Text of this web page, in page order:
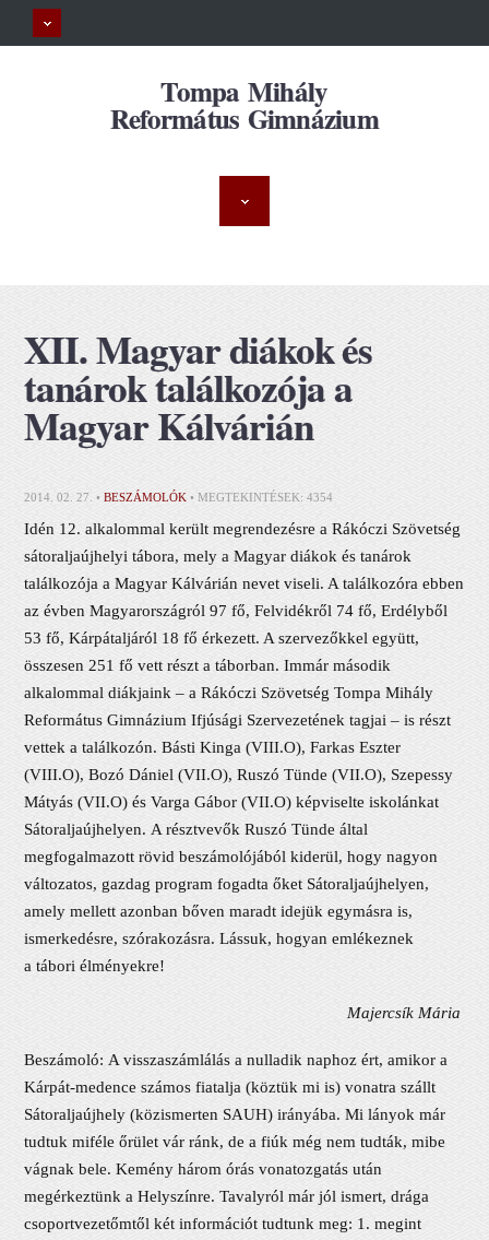
Tompa Mihály
Református Gimnázium
XII. Magyar diákok és
tanárok találkozója a
Magyar Kálvárián
2014. 02. 27. •BESZÁMOLÓK • MEGTEKINTÉSEK: 4354
Idén 12. alkalommal került megrendezésre a Rákóczi Szövetség
sátoraljaújhelyi tábora, mely a Magyar diákok és tanárok
találkozója a Magyar Kálvárián nevet viseli. A találkozóra ebben
az évben Magyarországról 97 fő, Felvidékről 74 fő, Erdélyből
53 fő, Kárpátaljáról 18 fő érkezett. A szervezőkkel együtt,
összesen 251 fő vett részt a táborban. Immár második
alkalommal diákjaink – a Rákóczi Szövetség Tompa Mihály
Református Gimnázium Ifjúsági Szervezetének tagjai – is részt
vettek a találkozón. Básti Kinga (VIII.O), Farkas Eszter
(VIII.O), Bozó Dániel (VII.O), Ruszó Tünde (VII.O), Szepessy
Mátyás (VII.O) és Varga Gábor (VII.O) képviselte iskolánkat
Sátoraljaújhelyen. A résztvevők Ruszó Tünde által
megfogalmazott rövid beszámolójából kiderül, hogy nagyon
változatos, gazdag program fogadta őket Sátoraljaújhelyen,
amely mellett azonban bőven maradt idejük egymásra is,
ismerkedésre, szórakozásra. Lássuk, hogyan emlékeznek
a tábori élményekre!
Majercsík Mária
Beszámoló: A visszaszámlálás a nulladik naphoz ért, amikor a
Kárpát-medence számos fiatalja (köztük mi is) vonatra szállt
Sátoraljaújhely (közismerten SAUH) irányába. Mi lányok már
tudtuk miféle őrület vár ránk, de a fiúk még nem tudták, mibe
vágnak bele. Kemény három órás vonatozgatás után
megérkeztünk a Helyszínre. Tavalyról már jól ismert, drága
csoportvezetőmtől két információt tudtunk meg: 1. megint